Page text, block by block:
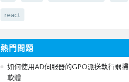
react
熱門問題
如何使用AD伺服器的GPO派送執行弱掃
軟體